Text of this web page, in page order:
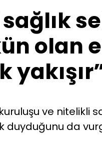
olan
ve nitelikli
duyduğunu da